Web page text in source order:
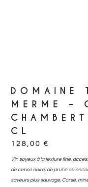
DOMAINE
MERME –
CL
128,00€
Vin soyeux à la texture fine,
de cerise noire, de prune ou
saveurs plus sauvage. Corsé,